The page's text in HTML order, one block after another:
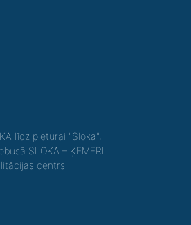
līdz pieturai "Sloka",
SLOKA – ĶEMERI
centrs